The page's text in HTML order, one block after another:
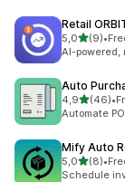
Retail
5,0z 5 hvězd
(9)
Celkový •
AI-
Auto
4,9z 5 hvězd
(46)
Celkový •
Automate
Mify Auto
5,0z 5 hvězd
(8)
Celkový •
Schedule